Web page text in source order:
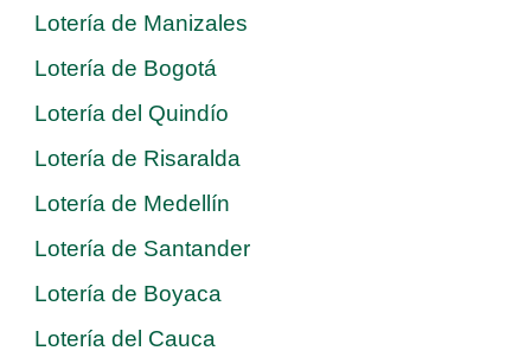
Lotería de Manizales
Lotería de Bogotá
Lotería del Quindío
Lotería de Risaralda
Lotería de Medellín
Lotería de Santander
Lotería de Boyaca
Lotería del Cauca